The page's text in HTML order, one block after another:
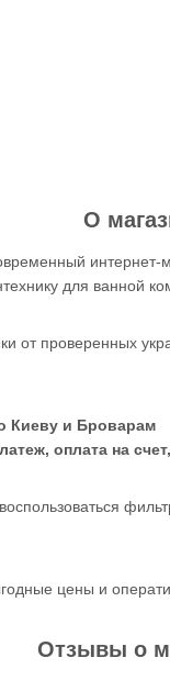
О
интернет-
для ванной
от проверенных
Киеву и Броварам
оплата на
цены и
Отзывы о